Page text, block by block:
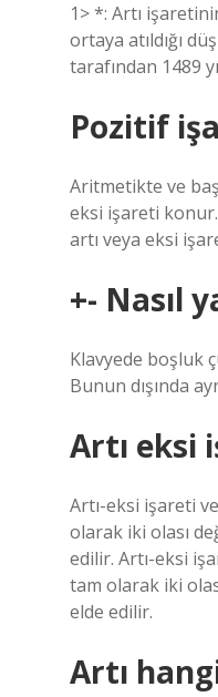
1> *: Artı
ortaya atıldığı
tarafından 1489
Pozitif
Aritmetikte ve
eksi işareti konur.
artı veya eksi
+- Nasıl
Klavyede boşluk
Bunun dışında
Artı eksi
Artı-eksi işareti
olarak iki olası
edilir. Artı-eksi
tam olarak iki
elde edilir.
Artı